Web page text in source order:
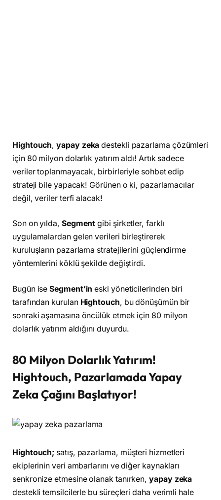
Hightouch, yapay zekadestekli pazarlama çözümleri
için 80 milyon dolarlık yatırım aldı! Artık sadece
veriler toplanmayacak, birbirleriyle sohbet edip
strateji bile yapacak! Görünen o ki, pazarlamacılar
değil, veriler terfi alacak!
Son on yılda, Segmentgibi şirketler, farklı
uygulamalardan gelen verileri birleştirerek
kuruluşların pazarlama stratejilerini güçlendirme
yöntemlerini köklü şekilde değiştirdi.
Bugün iseSegment’ineski yöneticilerinden biri
tarafından kurulan Hightouch, bu dönüşümün bir
sonraki aşamasına öncülük etmek için 80 milyon
dolarlık yatırım aldığını duyurdu.
80 Milyon Dolarlık Yatırım!
Hightouch, Pazarlamada Yapay
Zeka Çağını Başlatıyor!
Hightouch; satış, pazarlama, müşteri hizmetleri
ekiplerinin veri ambarlarını ve diğer kaynakları
senkronize etmesine olanak tanırken,yapay zeka
destekli temsilcilerle bu süreçleri daha verimli hale